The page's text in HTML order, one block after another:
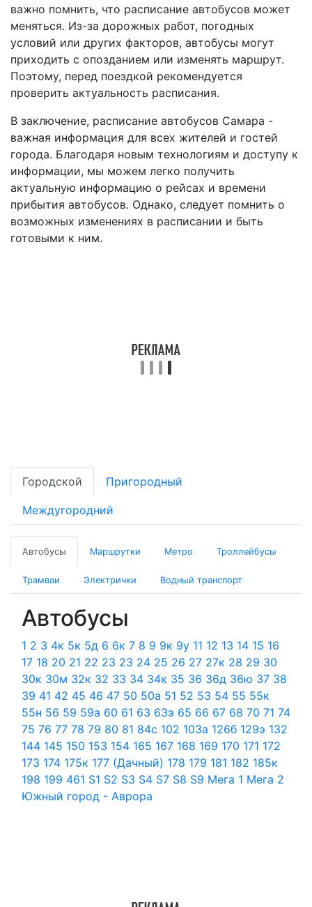
важно помнить, что расписание автобусов может
меняться. Из-за дорожных работ, погодных
условий или других факторов, автобусы могут
приходить с опозданием или изменять маршрут.
Поэтому, перед поездкой рекомендуется
проверить актуальность расписания.
В заключение, расписание автобусов Самара -
важная информация для всех жителей и гостей
города. Благодаря новым технологиям и доступу к
информации, мы можем легко получить
актуальную информацию о рейсах и времени
прибытия автобусов. Однако, следует помнить о
возможных изменениях в расписании и быть
готовыми к ним.
Городской Пригородный
Междугородний
Автобусы Маршрутки Метро Троллейбусы
Трамваи Электрички Водный транспорт
Автобусы
1 2 3 4к 5к 5д 6 6к 7 8 9 9к 9у 11 12 13 14 15 16
17 18 20 21 22 23 23 24 25 26 27 27к 28 29 30
30к 30м 32к 32 33 34 34к 35 36 36д 36ю 37 38
39 41 42 45 46 47 50 50а 51 52 53 54 55 55к
55н 56 59 59а 60 61 63 63э 65 66 67 68 70 71 74
75 76 77 78 79 80 81 84c 102 103а 126б 129э 132
144 145 150 153 154 165 167 168 169 170 171 172
173 174 175к 177 (Дачный) 178 179 181 182 185к
198 199 461 S1 S2 S3 S4 S7 S8 S9 Мега 1 Мега 2
Южный город - Аврора